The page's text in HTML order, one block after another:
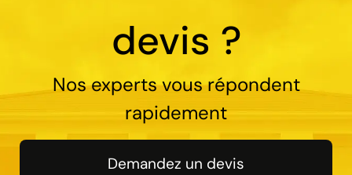
devis ?
Nos experts vous répondent
rapidement
Demandez un devis